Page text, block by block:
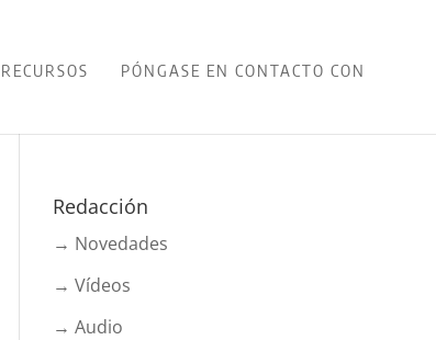
RECURSOS PÓNGASE EN CONTACTO CON
Redacción
→ Novedades
→ Vídeos
→ Audio